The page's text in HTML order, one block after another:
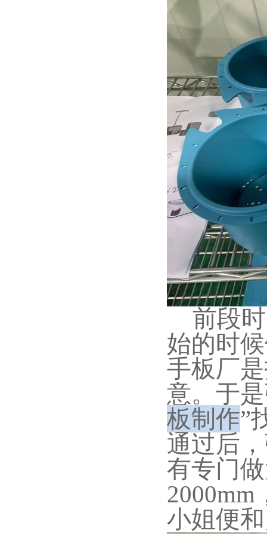
前段时
始的时
手板厂
意。于
板制作”
通过后
有专门
小姐便